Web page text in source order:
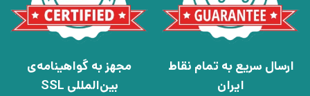
ارسال سریع به تمام نقاط
ایران
مجهز به گواهینامه‌ی
بین‌المللی SSL